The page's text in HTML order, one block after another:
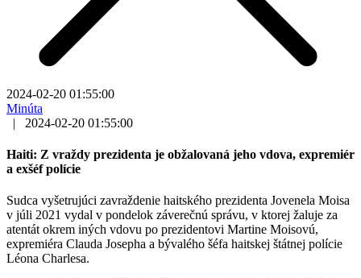
2024-02-20 01:55:00
Minúta
|
2024-02-20 01:55:00
Haiti: Z vraždy prezidenta je obžalovaná jeho vdova, expremiér
a exšéf polície
Sudca vyšetrujúci zavraždenie haitského prezidenta Jovenela Moisa
v júli 2021 vydal v pondelok záverečnú správu, v ktorej žaluje za
atentát okrem iných vdovu po prezidentovi Martine Moisovú,
expremiéra Clauda Josepha a bývalého šéfa haitskej štátnej polície
Léona Charlesa.